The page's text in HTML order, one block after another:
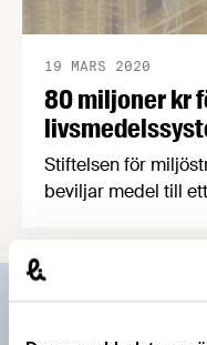
80 miljoner kr
19 MARS 2020
Stiftelsen för
beviljar medel till
livsmedelssystem,
Programmet leds
samarbete med
Prenumerera